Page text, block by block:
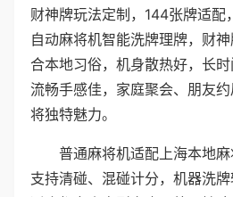
财神牌玩法定制，144张牌适配
自动麻将机智能洗牌理牌，财
合本地习俗，机身散热好，长
流畅手感佳，家庭聚会、朋友
将独特魅力。
普通麻将机适配上海本地麻
支持清碰、混碰计分，机器洗牌